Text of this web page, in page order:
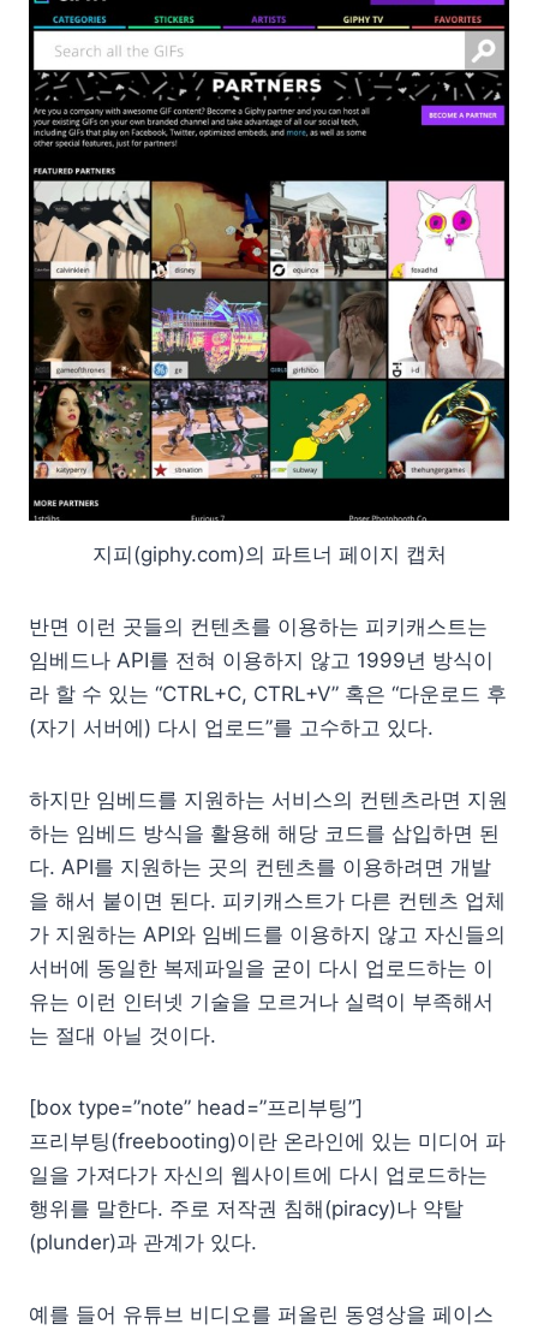
지피(giphy.com)의 파트너 페이지 캡처
반면 이런 곳들의 컨텐츠를 이용하는 피키캐스트는
임베드나 API를 전혀 이용하지 않고 1999년 방식이
라 할 수 있는 “CTRL+C, CTRL+V” 혹은 “다운로드 후
(자기 서버에) 다시 업로드”를 고수하고 있다.
하지만 임베드를 지원하는 서비스의 컨텐츠라면 지원
하는 임베드 방식을 활용해 해당 코드를 삽입하면 된
다. API를 지원하는 곳의 컨텐츠를 이용하려면 개발
을 해서 붙이면 된다. 피키캐스트가 다른 컨텐츠 업체
가 지원하는 API와 임베드를 이용하지 않고 자신들의
서버에 동일한 복제파일을 굳이 다시 업로드하는 이
유는 이런 인터넷 기술을 모르거나 실력이 부족해서
는 절대 아닐 것이다.
[box type=”note” head=”프리부팅”]
프리부팅(freebooting)이란 온라인에 있는 미디어 파
일을 가져다가 자신의 웹사이트에 다시 업로드하는
행위를 말한다. 주로 저작권 침해(piracy)나 약탈
(plunder)과 관계가 있다.
예를 들어 유튜브 비디오를 퍼올린 동영상을 페이스